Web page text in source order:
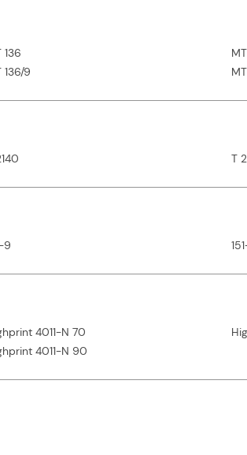
136
136/9
T
9
4011-N 70
4011-N 90